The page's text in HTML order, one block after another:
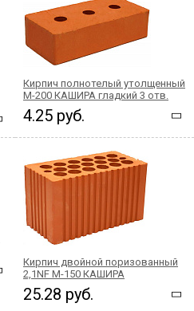
Кирпич полнотелый утолщенный
М-200 КАШИРА гладкий 3 отв.
4.25 руб.
Кирпич двойной поризованный
2,1NF М-150 КАШИРА
25.28 руб.